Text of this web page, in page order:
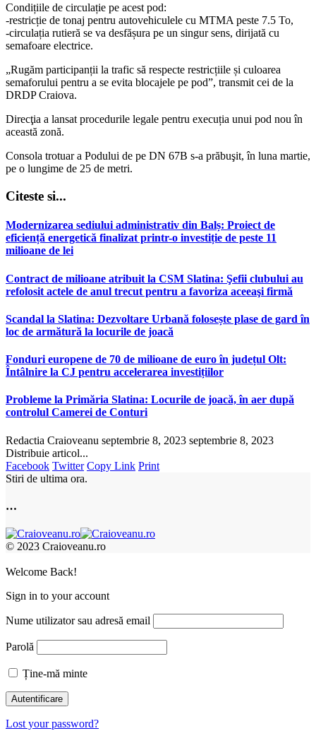
Condițiile de circulație pe acest pod:
-restricție de tonaj pentru autovehiculele cu MTMA peste 7.5 To,
-circulația rutieră se va desfășura pe un singur sens, dirijată cu
semafoare electrice.
„Rugăm participanții la trafic să respecte restricțiile și culoarea
semaforului pentru a se evita blocajele pe pod”, transmit cei de la
DRDP Craiova.
Direcţia a lansat procedurile legale pentru execuția unui pod nou în
această zonă.
Consola trotuar a Podului de pe DN 67B s-a prăbuşit, în luna martie,
pe o lungime de 25 de metri.
Citeste si...
Modernizarea sediului administrativ din Balș: Proiect de
eficiență energetică finalizat printr-o investiție de peste 11
milioane de lei
Contract de milioane atribuit la CSM Slatina: Şefii clubului au
refolosit actele de anul trecut pentru a favoriza aceeaşi firmă
Scandal la Slatina: Dezvoltare Urbană folosește plase de gard în
loc de armătură la locurile de joacă
Fonduri europene de 70 de milioane de euro în județul Olt:
Întâlnire la CJ pentru accelerarea investițiilor
Probleme la Primăria Slatina: Locurile de joacă, în aer după
controlul Camerei de Conturi
Redactia Craioveanu septembrie 8, 2023 septembrie 8, 2023
Distribuie articol...
Facebook Twitter Copy Link Print
Stiri de ultima ora.
…
© 2023 Craioveanu.ro
Welcome Back!
Sign in to your account
Nume utilizator sau adresă email
Parolă
Ține-mă minte
Lost your password?